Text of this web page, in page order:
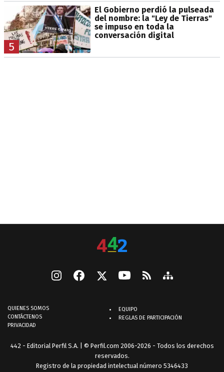
5
El Gobierno perdió la pulseada
del nombre: la "Ley de Tierras"
se impuso en toda la
conversación digital
QUIENES SOMOS
CONTÁCTENOS
PRIVACIDAD
EQUIPO
REGLAS DE PARTICIPACIÓN
442 - Editorial Perfil S.A. | © Perfil.com 2006-2026 - Todos los derechos
reservados.
Registro de la propiedad intelectual número 5346433